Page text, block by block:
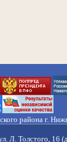
района г.
данных
Л. Толстого, 16